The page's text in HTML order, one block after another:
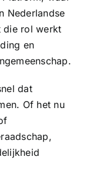
Nederlandse
die rol werkt
en
dat
Of het nu